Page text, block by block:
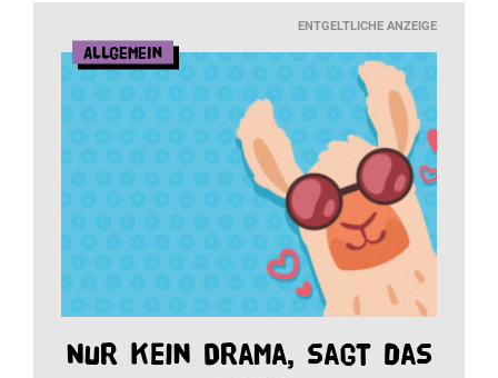
ENTGELTLICHE ANZEIGE
Allgemein
Nur kein Drama, sagt das